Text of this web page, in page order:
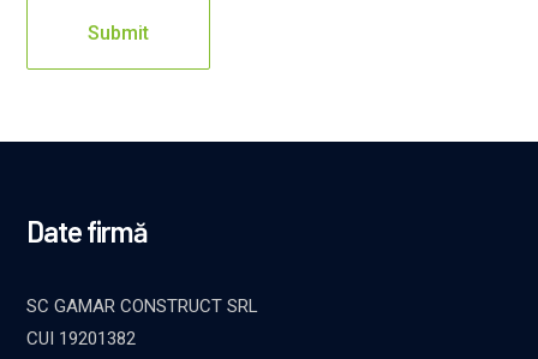
Date firmă
SC GAMAR CONSTRUCT SRL
CUI 19201382